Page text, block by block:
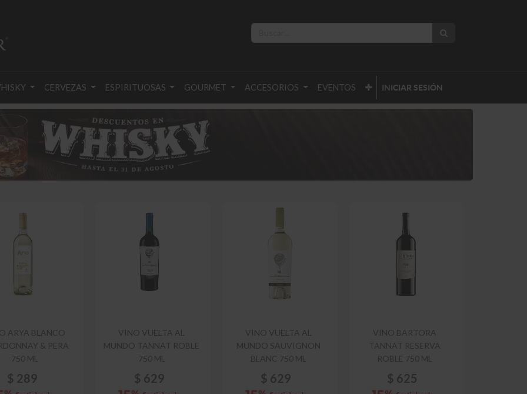
CERVEZAS ESPIRITUOSAS GOURMET ACCESORIOS EVENTOS INICIAR SESIÓN
ARYA BLANCO
& PERA
750 ML
$ 289
VINO VUELTA AL
MUNDO TANNAT ROBLE
750 ML
$ 629
VINO VUELTA AL
MUNDO SAUVIGNON
BLANC 750 ML
$ 629
VINO BARTORA
TANNAT RESERVA
ROBLE 750 ML
$ 625